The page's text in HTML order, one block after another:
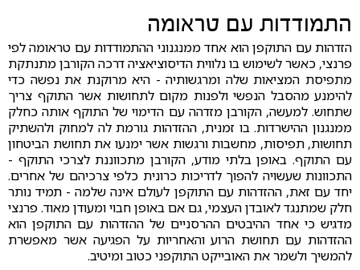
התמודדות עם טראומה
הזדהות עם התוקפן הוא אחד ממנגנוני ההתמודדות עם טראומה לפי
פרנצי, כאשר לשימוש בו נלווית הדיסוציאציה דרכה הקורבן מתנתקת
מתפיסת המציאות שלה ומרגשותיה - היא מרוקנת את נפשה כדי
להימנע מהסבל הנפשי ולפנות מקום לתחושות אשר התוקף צריך
שתחוש. למעשה, הקורבן מזדהה עם הדימוי של התוקף אותה כחלק
ממנגנון ההישרדות. בו זמנית, ההזדהות גורמת לה למחוק ולהשתיק
תחושות, תפיסות, מחשבות ורגשות אשר ימנעו את תחושת הביטחון
עם התוקף. באופן בלתי מודע, הקורבן מתכווננת לצרכי התוקף -
התכוונות שעשויה להפוך לדריכות כרונית כלפי צרכיהם של אחרים.
יחד עם זאת, ההזדהות עם התוקפן לעולם אינה שלמה - תמיד נותר
חלק שמתנגד לאובדן העצמי, גם אם באופן חבוי ומעודן מאוד. פרנצי
מדגיש כי אחד ההיבטים ההרסניים של ההזדהות עם התוקפן הוא
ההזדהות עם תחושת הרוע והאחריות על הפגיעה אשר מאפשרת
להמשיך ולשמר את האובייקט התוקפני כטוב ומיטיב.